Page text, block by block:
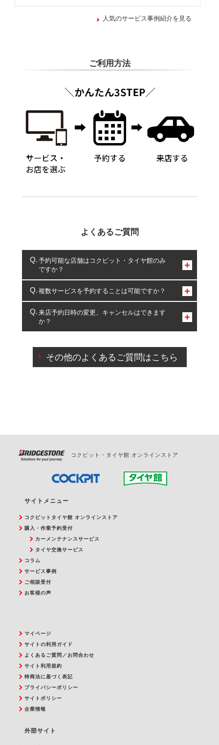
人気のサービス事例紹介を見る
ご利用方法
よくあるご質問
予約可能な店舗はコクピット・タイヤ館のみ
ですか？
コクピット・タイヤ館のみとなります。
複数サービスを予約することは可能ですか？
複数サービスのご予約は可能です。
一部の商品・サービスの組み合わせに限り、同時にご予約が
出来ないものもございます。
来店予約日時の変更、キャンセルはできます
か？
ご来店予約日の3営業日前を過ぎている場合のご予約
の日時変更につきましては、直接ご予約の店舗まで
その他のよくあるご質問はこちら
コクピット・タイヤ館 オンラインストア
サイトメニュー
コクピットタイヤ館 オンラインストア
購入・作業予約受付
カーメンテナンスサービス
タイヤ交換サービス
コラム
サービス事例
ご相談受付
お客様の声
マイページ
サイトの利用ガイド
よくあるご質問／お問合わせ
サイト利用規約
特商法に基づく表記
プライバシーポリシー
サイトポリシー
企業情報
外部サイト